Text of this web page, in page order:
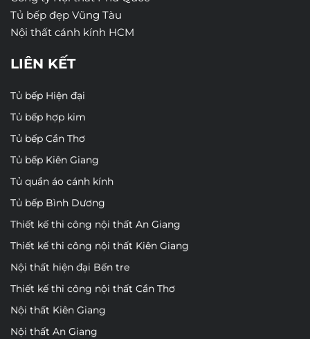
Tủ bếp đẹp Vũng Tàu
Nội thất cánh kính HCM
LIÊN KẾT
Tủ bếp Hiện đại
Tủ bếp hợp kim
Tủ bếp Cần Thơ
Tủ bếp Kiên Giang
Tủ quần áo cánh kính
Tủ bếp Bình Dương
Thiết kế thi công nội thất An Giang
Thiết kế thi công nội thất Kiên Giang
Nội thất hiện đại Bến tre
Thiết kế thi công nội thất Cần Thơ
Nội thất Kiên Giang
Nội thất An Giang